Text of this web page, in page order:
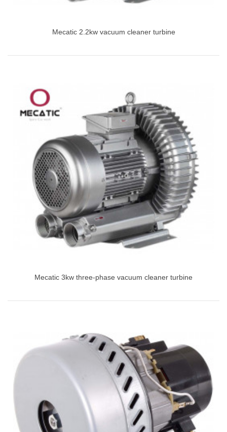
Mecatic 2.2kw vacuum cleaner turbine
Mecatic 3kw three-phase vacuum cleaner turbine